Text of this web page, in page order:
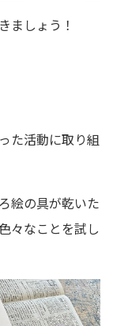
ましょう！
た活動に取り組
絵の具が乾いた
々なことを試し